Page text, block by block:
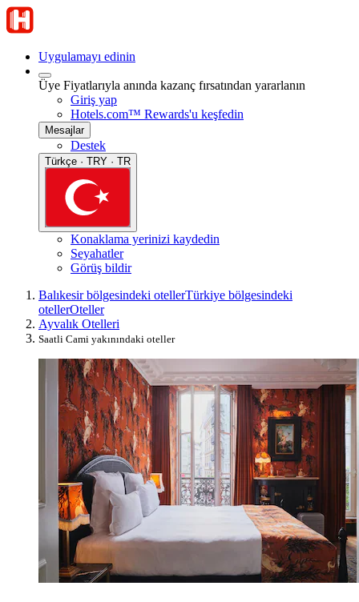
Uygulamayı edinin
Üye Fiyatlarıyla anında kazanç fırsatından yararlanın
Giriş yap
Hotels.com™ Rewards'u keşfedin
Mesajlar
Destek
Türkçe · TRY · TR
Konaklama yerinizi kaydedin
Seyahatler
Görüş bildir
Balıkesir bölgesindeki otellerTürkiye bölgesindeki
otellerOteller
Ayvalık Otelleri
Saatli Cami yakınındaki oteller